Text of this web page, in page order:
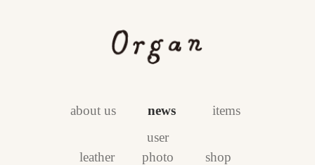
about us news items
leather
user
photo
shop